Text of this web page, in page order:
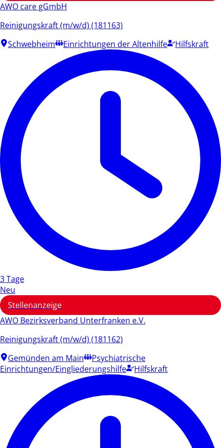
AWO care gGmbH
Reinigungskraft (m/w/d) (181163)
Schwebheim
Einrichtungen der Altenhilfe Hilfskraft
3 Tage
Neu
Stellenanzeige
AWO Bezirksverband Unterfranken e.V.
Reinigungskraft (m/w/d) (181162)
Gemünden am Main
Psychiatrische
Einrichtungen/Eingliederungshilfe
Hilfskraft